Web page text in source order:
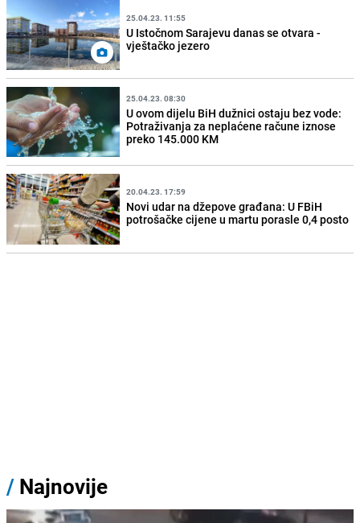
25.04.23. 11:55
U Istočnom Sarajevu danas se otvara -
vještačko jezero
25.04.23. 08:30
U ovom dijelu BiH dužnici ostaju bez vode:
Potraživanja za neplaćene račune iznose
preko 145.000 KM
20.04.23. 17:59
Novi udar na džepove građana: U FBiH
potrošačke cijene u martu porasle 0,4 posto
/ Najnovije